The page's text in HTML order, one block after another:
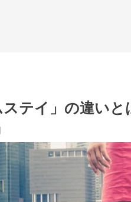
ステイ」の違い